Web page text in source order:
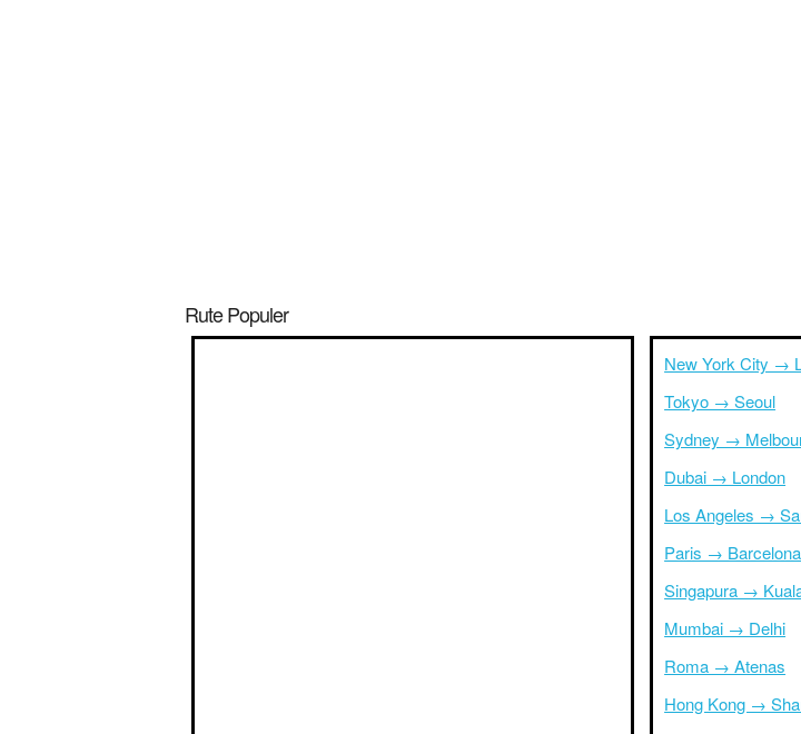
Rute Populer
New York City →
Tokyo → Seoul
Sydney →
Dubai → London
Los Angeles →
Paris → Barcelona
Singapura →
Mumbai → Delhi
Roma → Atenas
Hong Kong →